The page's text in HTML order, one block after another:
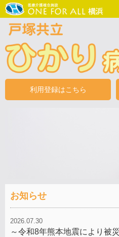
利用登録はこちら
お知らせ
2026.07.30
～令和8年熊本地震により被